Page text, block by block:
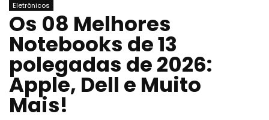
Eletrônicos
Os 08 Melhores
Notebooks de 13
polegadas de 2026:
Apple, Dell e Muito
Mais!